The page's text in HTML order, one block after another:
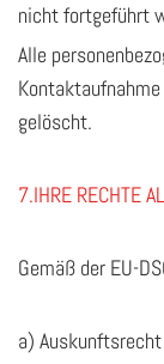
nicht fortgeführt
Alle
gelöscht.
7.IHRE RECHTE
Gemäß der EU-
a) Auskunftsrecht